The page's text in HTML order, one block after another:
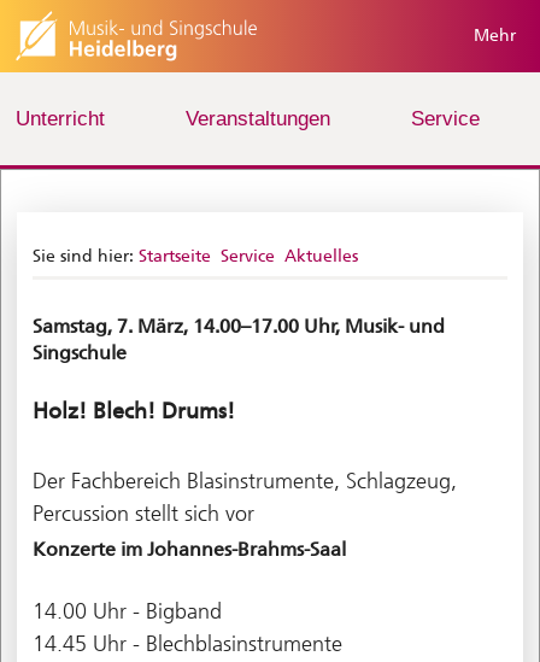
Mehr
Unterricht Veranstaltungen Service
Sie sind hier: Startseite Service Aktuelles
Samstag, 7. März, 14.00–17.00 Uhr, Musik- und
Singschule
Holz! Blech! Drums!
Der Fachbereich Blasinstrumente, Schlagzeug,
Percussion stellt sich vor
Konzerte im Johannes-Brahms-Saal
14.00 Uhr - Bigband
14.45 Uhr - Blechblasinstrumente